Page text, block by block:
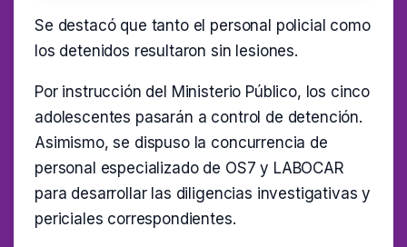
Se destacó que tanto el personal policial como
los detenidos resultaron sin lesiones.
Por instrucción del Ministerio Público, los cinco
adolescentes pasarán a control de detención.
Asimismo, se dispuso la concurrencia de
personal especializado de OS7 y LABOCAR
para desarrollar las diligencias investigativas y
periciales correspondientes.